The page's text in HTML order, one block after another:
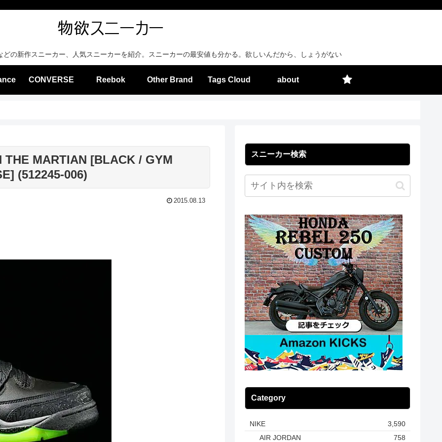
の新作スニーカー、人気スニーカーを紹介。スニーカーの最安値も分かる。欲しいんだから、しょうがない
CONVERSE Reebok Other Brand Tags Cloud about
THE MARTIAN [BLACK / GYM
(512245-006)
2015.08.13
スニーカー検索
Category
NIKE
3,590
AIR JORDAN
758